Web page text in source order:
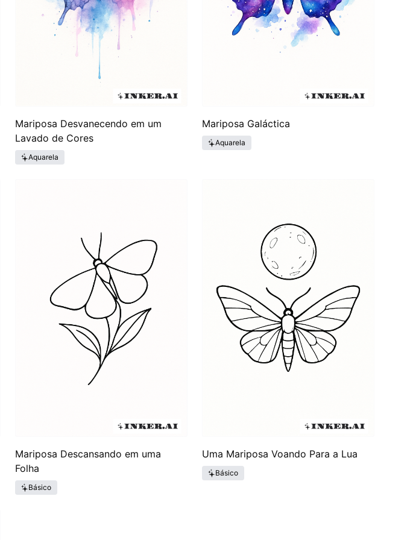
Mariposa Desvanecendo em um
Lavado de Cores
Aquarela
Mariposa Galáctica
Aquarela
Mariposa Descansando em uma
Folha
Básico
Uma Mariposa Voando Para a Lua
Básico